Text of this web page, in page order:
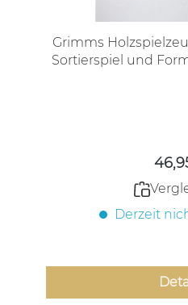
Grimms
Sortierspiel und
Derzeit